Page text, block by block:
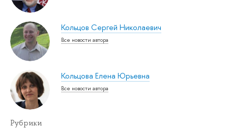
Кольцов Сергей Николаевич
Все новости автора
Кольцова Елена Юрьевна
Все новости автора
Рубрики